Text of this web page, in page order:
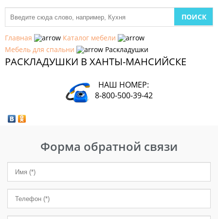
Главная
Каталог мебели
Мебель для спальни
Раскладушки
РАСКЛАДУШКИ В ХАНТЫ-МАНСИЙСКЕ
НАШ НОМЕР:
8-800-500-39-42
МЕБЕЛЬ
КУХНИ
ДЕТСКАЯ
ШКАФЫ
СПАЛЬНИ
ГОСТИНОЙ
Форма обратной связи